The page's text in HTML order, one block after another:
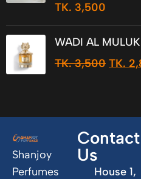
TK. 3,500
WADI AL
TK.3,500 TK.
Shanjoy
Perfumes
Contact
Us
House 1,